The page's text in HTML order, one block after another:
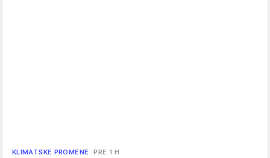
KLIMATSKE PROMENE PRE 1 H